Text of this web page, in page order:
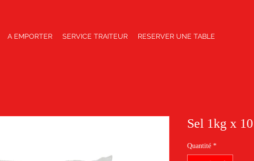
A EMPORTER SERVICE TRAITEUR RESERVER UNE TABLE
Sel 1kg x 10
Quantité *